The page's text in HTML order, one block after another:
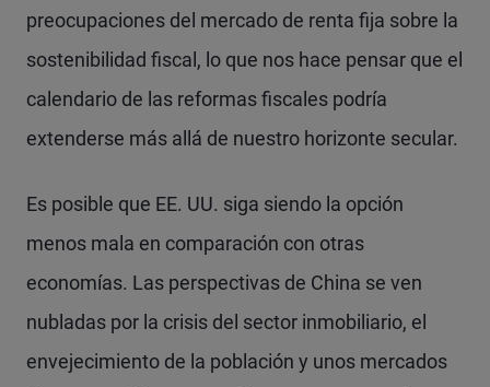
preocupaciones del mercado de renta fija sobre la
sostenibilidad fiscal, lo que nos hace pensar que el
calendario de las reformas fiscales podría
extenderse más allá de nuestro horizonte secular.
Es posible que EE. UU. siga siendo la opción
menos mala en comparación con otras
economías. Las perspectivas de China se ven
nubladas por la crisis del sector inmobiliario, el
envejecimiento de la población y unos mercados